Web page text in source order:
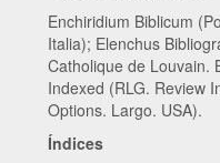
Enchiridium Biblicum
Italia); Elenchus
Catholique de
Indexed (RLG. Review
Options. Largo. USA).
Índices